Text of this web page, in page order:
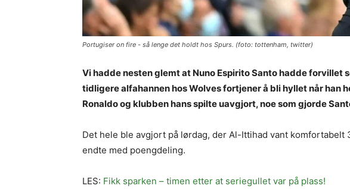
Portugiser on fire - så lenge det holdt hos Spurs. (foto: tottenham, twitter)
Vi hadde nesten glemt at Nuno Espirito Santo hadde forvillet
tidligere alfahannen hos Wolves fortjener å bli hyllet når han
Ronaldo og klubben hans spilte uavgjort, noe som gjorde
Det hele ble avgjort på lørdag, der Al-Ittihad vant komfortabelt
endte med poengdeling.
LES: Fikk sparken – timen etter at seriegullet var på plass!